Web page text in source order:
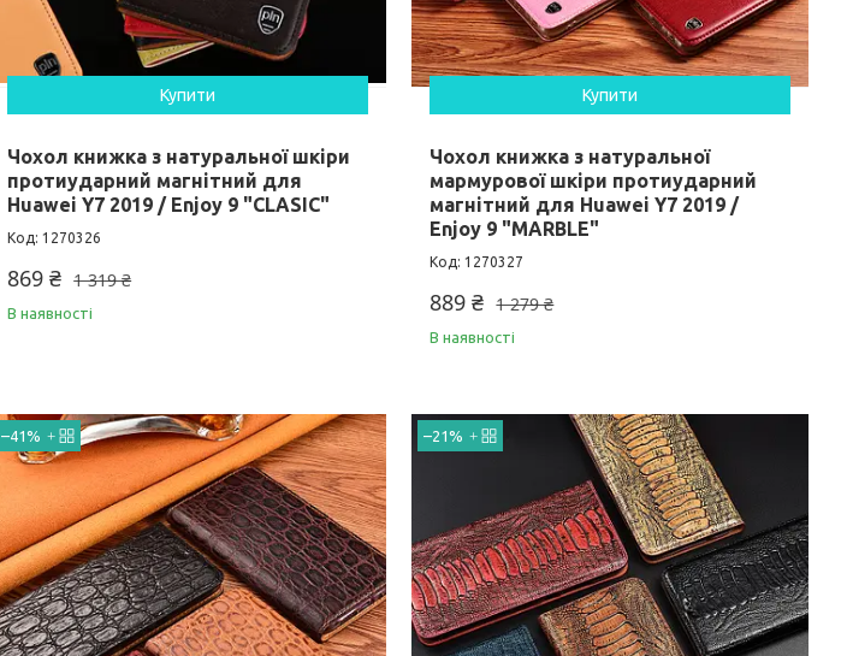
Купити
Чохол книжка з натуральної шкіри
протиударний магнітний для
Huawei Y7 2019 / Enjoy 9 "CLASIC"
1270326
1 319 ₴
869 ₴
В наявності
Купити
Чохол книжка з натуральної
мармурової шкіри протиударний
магнітний для Huawei Y7 2019 /
Enjoy 9 "MARBLE"
1270327
1 279 ₴
889 ₴
В наявності
–41% –21%